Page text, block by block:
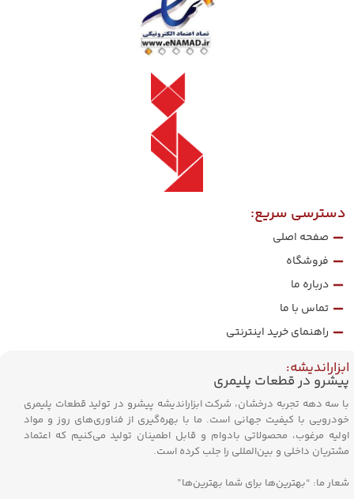
ابزاراندیشه:
پیشرو در قطعات پلیمری
با سه دهه تجربه درخشان، شرکت ابزاراندیشه پیشرو در تولید قطعات پلیمری
خودرویی با کیفیت جهانی است. ما با بهره‌گیری از فناوری‌های روز و مواد
اولیه مرغوب، محصولاتی بادوام و قابل اطمینان تولید می‌کنیم که اعتماد
مشتریان داخلی و بین‌المللی را جلب کرده است.
شعار ما: “بهترین‌ها برای شما بهترین‌ها”
دسترسی سریع:
صفحه اصلی
فروشگاه
درباره ما
تماس با ما
راهنمای خرید اینترنتی